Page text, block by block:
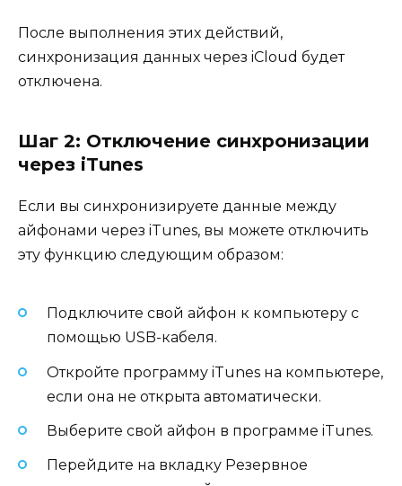
После выполнения этих действий,
синхронизация данных через iCloud будет
отключена.
Шаг 2: Отключение синхронизации
через iTunes
Если вы синхронизируете данные между
айфонами через iTunes, вы можете отключить
эту функцию следующим образом:
Подключите свой айфон к компьютеру с
помощью USB-кабеля.
Откройте программу iTunes на компьютере,
если она не открыта автоматически.
Выберите свой айфон в программе iTunes.
Перейдите на вкладку Резервное